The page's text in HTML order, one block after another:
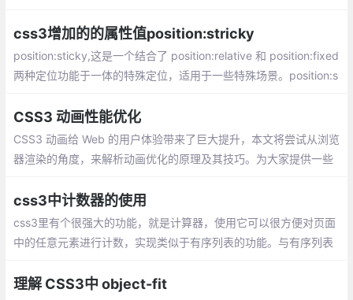
状图效果的方法。
css3增加的的属性值position:stricky
position:sticky,这是一个结合了 position:relative 和 position:fixed
两种定位功能于一体的特殊定位，适用于一些特殊场景。position:s
CSS3 动画性能优化
CSS3 动画给 Web 的用户体验带来了巨大提升，本文将尝试从浏览
器渲染的角度，来解析动画优化的原理及其技巧。为大家提供一些
css3中计数器的使用
css3里有个很强大的功能，就是计算器，使用它可以很方便对页面
中的任意元素进行计数，实现类似于有序列表的功能。与有序列表
理解 CSS3中 object-fit